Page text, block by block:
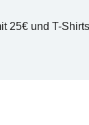
25€ und T-